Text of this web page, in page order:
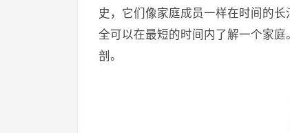
史，它们像家庭成员一样在时间的
全可以在最短的时间内了解一个家
剖。